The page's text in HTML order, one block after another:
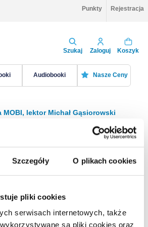
Szczegóły O plikach cookies
pliki cookies
serwisach internetowych, także
są pliki cookies oraz
Punkty Rejestracja
Szukaj Zaloguj Koszyk
Audiobooki Nasze Ceny
MOBI, lektor Michał Gąsiorowski
Sortuj
Na stronie